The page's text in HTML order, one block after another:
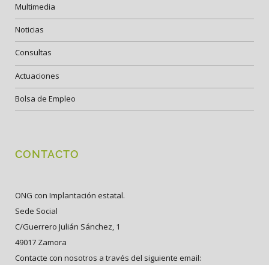
Multimedia
Noticias
Consultas
Actuaciones
Bolsa de Empleo
CONTACTO
ONG con Implantación estatal.
Sede Social
C/Guerrero Julián Sánchez, 1
49017 Zamora
Contacte con nosotros a través del siguiente email: